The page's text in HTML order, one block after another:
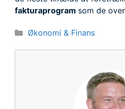
fakturaprogram som de
Kategorier
Økonomi & Finans